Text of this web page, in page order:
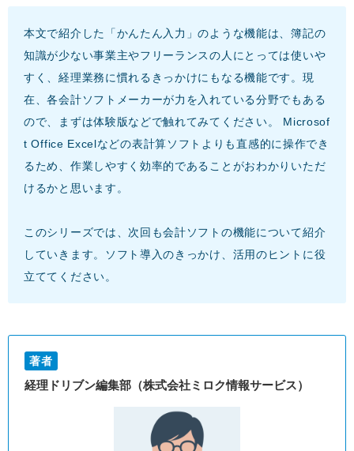
本文で紹介した「かんたん入力」のような機能は、簿記の
知識が少ない事業主やフリーランスの人にとっては使いや
すく、経理業務に慣れるきっかけにもなる機能です。現
在、各会計ソフトメーカーが力を入れている分野でもある
ので、まずは体験版などで触れてみてください。 Microsof
t Office Excelなどの表計算ソフトよりも直感的に操作でき
るため、作業しやすく効率的であることがおわかりいただ
けるかと思います。
このシリーズでは、次回も会計ソフトの機能について紹介
していきます。ソフト導入のきっかけ、活用のヒントに役
立ててください。
著者
経理ドリブン編集部（株式会社ミロク情報サービス）